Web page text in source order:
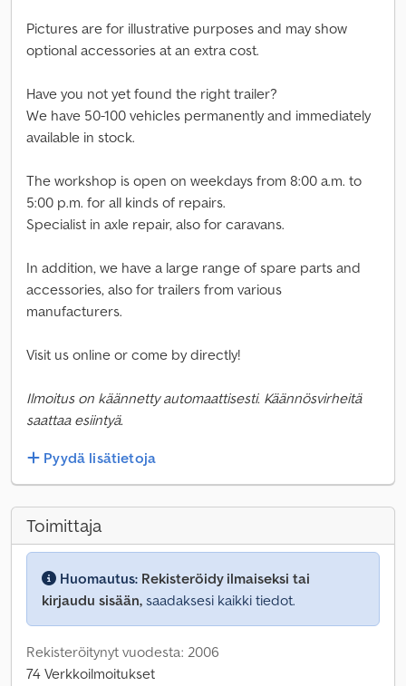
Pictures are for illustrative purposes and may show
optional accessories at an extra cost.
Have you not yet found the right trailer?
We have 50-100 vehicles permanently and immediately
available in stock.
The workshop is open on weekdays from 8:00 a.m. to
5:00 p.m. for all kinds of repairs.
Specialist in axle repair, also for caravans.
In addition, we have a large range of spare parts and
accessories, also for trailers from various
manufacturers.
Visit us online or come by directly!
Ilmoitus on käännetty automaattisesti. Käännösvirheitä
saattaa esiintyä.
Pyydä lisätietoja
Toimittaja
Huomautus: Rekisteröidy ilmaiseksi tai
kirjaudu sisään, saadaksesi kaikki tiedot.
Rekisteröitynyt vuodesta: 2006
74 Verkkoilmoitukset